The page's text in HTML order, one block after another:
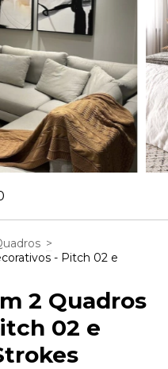
>
- Pitch 02 e
2 Quadros
02 e